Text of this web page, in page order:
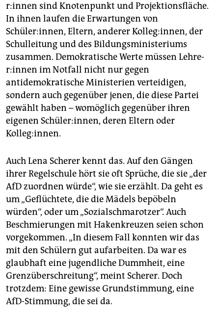
r:in­nen sind Knotenpunkt und Projektionsfläche.
In ihnen laufen die Erwartungen von
Schüler:innen, Eltern, anderer Kolleg:innen, der
Schulleitung und des Bildungsministeriums
zusammen. Demokratische Werte müssen Leh­re­
r:in­nen im Notfall nicht nur gegen
antidemokratische Ministerien ver­teidigen,
sondern auch gegenüber jenen, die diese Partei
gewählt haben – womöglich gegenüber ihren
eigenen Schüler:innen, deren Eltern oder
Kolleg:innen.
Auch Lena Scherer kennt das. Auf den Gängen
ihrer Regelschule hört sie oft Sprüche, die sie „der
AfD zuordnen würde“, wie sie erzählt. Da geht es
um „Geflüchtete, die die Mädels bepöbeln
würden“, oder um „Sozialschmarotzer“. Auch
Beschmierungen mit Hakenkreuzen seien schon
vorgekommen. „In diesem Fall konnten wir das
mit den Schülern gut aufarbeiten. Da war es
glaubhaft eine jugendliche Dummheit, eine
Grenzüberschreitung“, meint Scherer. Doch
trotzdem: Eine gewisse Grundstimmung, eine
AfD-Stimmung, die sei da.